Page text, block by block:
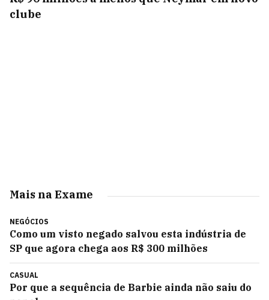
clube
Mais na Exame
NEGÓCIOS
Como um visto negado salvou esta indústria de
SP que agora chega aos R$ 300 milhões
CASUAL
Por que a sequência de Barbie ainda não saiu do